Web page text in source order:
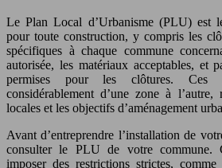
Le Plan Local d’Urbanisme (PLU) est
pour toute construction, y compris les
spécifiques à chaque commune
autorisée, les matériaux acceptables, et
permises pour les clôtures. Ces
considérablement d’une zone à l’autre,
locales et les objectifs d’aménagement
Avant d’entreprendre l’installation de
consulter le PLU de votre commune.
imposer des restrictions strictes,